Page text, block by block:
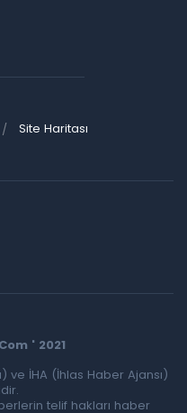
Site Haritası
' 2021
ve İHA (İhlas Haber Ajansı)
telif hakları haber